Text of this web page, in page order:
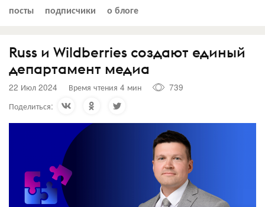
посты подписчики о блоге
Russ и Wildberries создают единый
департамент медиа
22 Июл 2024 Время чтения 4 мин
739
Поделиться: